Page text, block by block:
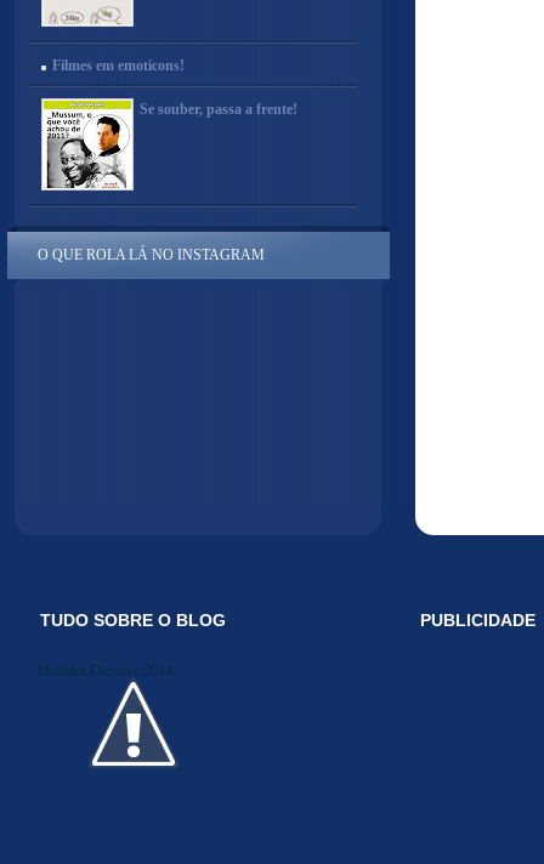
Filmes em emoticons!
Se souber, passa a frente!
O QUE ROLA LÁ NO INSTAGRAM
TUDO SOBRE O BLOG
Midiakit Danosse 2014
PUBLICIDADE